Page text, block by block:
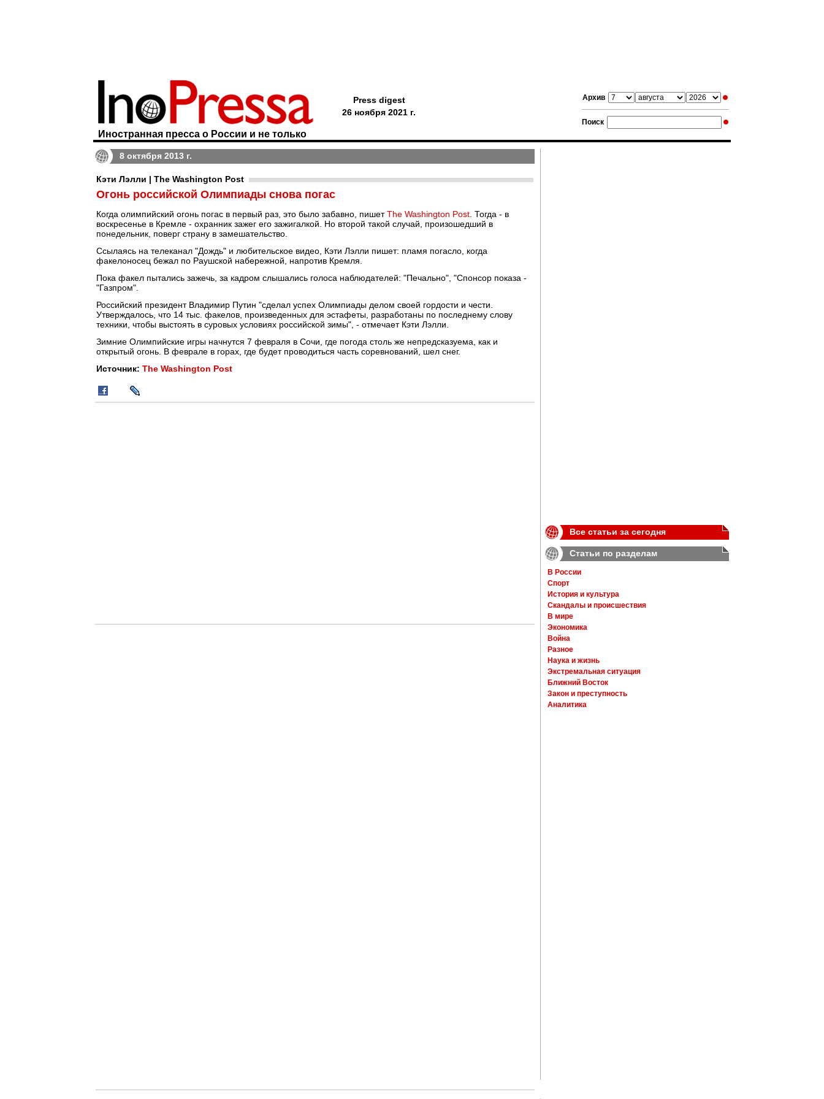
Архив
Поиск
Иностранная пресса о России и не только
Press digest
26 ноября 2021 г.
8 октября 2013 г.
Кэти Лэлли | The Washington Post
Огонь российской Олимпиады снова погас
Когда олимпийский огонь погас в первый раз, это было забавно, пишетThe Washington Post . Тогда - в
воскресенье в Кремле - охранник зажег его зажигалкой. Но второй такой случай, произошедший в
понедельник, поверг страну в замешательство.
Ссылаясь на телеканал "Дождь" и любительское видео, Кэти Лэлли пишет: пламя погасло, когда
факелоносец бежал по Раушской набережной, напротив Кремля.
Пока факел пытались зажечь, за кадром слышались голоса наблюдателей: "Печально", "Спонсор показа -
"Газпром".
Российский президент Владимир Путин "сделал успех Олимпиады делом своей гордости и чести.
Утверждалось, что 14 тыс. факелов, произведенных для эстафеты, разработаны по последнему слову
техники, чтобы выстоять в суровых условиях российской зимы", - отмечает Кэти Лэлли.
Зимние Олимпийские игры начнутся 7 февраля в Сочи, где погода столь же непредсказуема, как и
открытый огонь. В феврале в горах, где будет проводиться часть соревнований, шел снег.
Источник: The Washington Post
Все статьи за сегодня
Статьи по разделам
В России
Спорт
История и культура
Скандалы и происшествия
В мире
Экономика
Война
Разное
Наука и жизнь
Экстремальная ситуация
Ближний Восток
Закон и преступность
Аналитика